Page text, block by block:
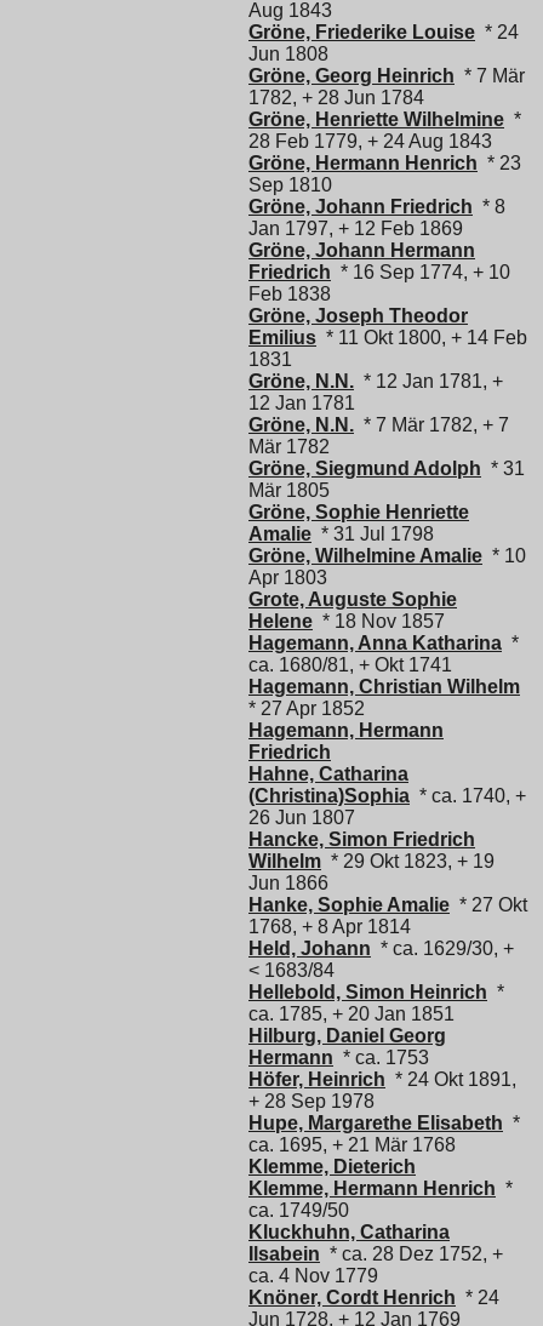
Aug 1843
Gröne, Friederike Louise * 24
Jun 1808
Gröne, Georg Heinrich * 7 Mär
1782, + 28 Jun 1784
Gröne, Henriette Wilhelmine *
28 Feb 1779, + 24 Aug 1843
Gröne, Hermann Henrich * 23
Sep 1810
Gröne, Johann Friedrich * 8
Jan 1797, + 12 Feb 1869
Gröne, Johann Hermann
Friedrich * 16 Sep 1774, + 10
Feb 1838
Gröne, Joseph Theodor
Emilius * 11 Okt 1800, + 14 Feb
1831
Gröne, N.N. * 12 Jan 1781, +
12 Jan 1781
Gröne, N.N. * 7 Mär 1782, + 7
Mär 1782
Gröne, Siegmund Adolph * 31
Mär 1805
Gröne, Sophie Henriette
Amalie * 31 Jul 1798
Gröne, Wilhelmine Amalie * 10
Apr 1803
Grote, Auguste Sophie
Helene * 18 Nov 1857
Hagemann, Anna Katharina *
ca. 1680/81, + Okt 1741
Hagemann, Christian Wilhelm
* 27 Apr 1852
Hagemann, Hermann
Friedrich
Hahne, Catharina
(Christina)Sophia * ca. 1740, +
26 Jun 1807
Hancke, Simon Friedrich
Wilhelm * 29 Okt 1823, + 19
Jun 1866
Hanke, Sophie Amalie * 27 Okt
1768, + 8 Apr 1814
Held, Johann * ca. 1629/30, +
< 1683/84
Hellebold, Simon Heinrich *
ca. 1785, + 20 Jan 1851
Hilburg, Daniel Georg
Hermann * ca. 1753
Höfer, Heinrich * 24 Okt 1891,
+ 28 Sep 1978
Hupe, Margarethe Elisabeth *
ca. 1695, + 21 Mär 1768
Klemme, Dieterich
Klemme, Hermann Henrich *
ca. 1749/50
Kluckhuhn, Catharina
Ilsabein * ca. 28 Dez 1752, +
ca. 4 Nov 1779
Knöner, Cordt Henrich * 24
Jun 1728, + 12 Jan 1769